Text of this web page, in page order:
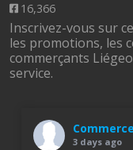
16,366
Inscrivez-vous sur
les promotions, les
commerçants
service.
3 days ago